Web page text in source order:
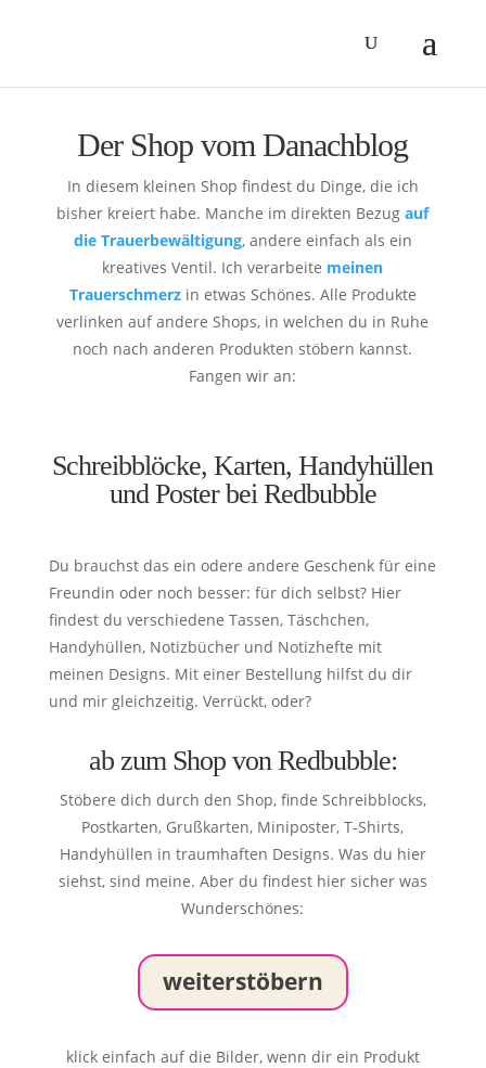
Der Shop vom Danachblog
In diesem kleinen Shop findest du Dinge, die ich
bisher kreiert habe. Manche im direkten Bezugauf
die Trauerbewältigung, andere einfach als ein
kreatives Ventil. Ich verarbeite meinen
Trauerschmerz in etwas Schönes. Alle Produkte
verlinken auf andere Shops, in welchen du in Ruhe
noch nach anderen Produkten stöbern kannst.
Fangen wir an:
Schreibblöcke, Karten, Handyhüllen
und Poster bei Redbubble
Du brauchst das ein odere andere Geschenk für eine
Freundin oder noch besser: für dich selbst? Hier
findest du verschiedene Tassen, Täschchen,
Handyhüllen, Notizbücher und Notizhefte mit
meinen Designs. Mit einer Bestellung hilfst du dir
und mir gleichzeitig. Verrückt, oder?
ab zum Shop von Redbubble:
Stöbere dich durch den Shop, finde Schreibblocks,
Postkarten, Grußkarten, Miniposter, T-Shirts,
Handyhüllen in traumhaften Designs. Was du hier
siehst, sind meine. Aber du findest hier sicher was
Wunderschönes:
weiterstöbern
klick einfach auf die Bilder, wenn dir ein Produkt